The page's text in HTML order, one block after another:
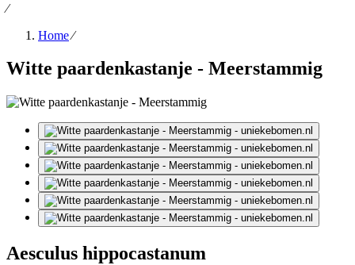
⁄
Home ⁄
Witte paardenkastanje - Meerstammig
Aesculus hippocastanum